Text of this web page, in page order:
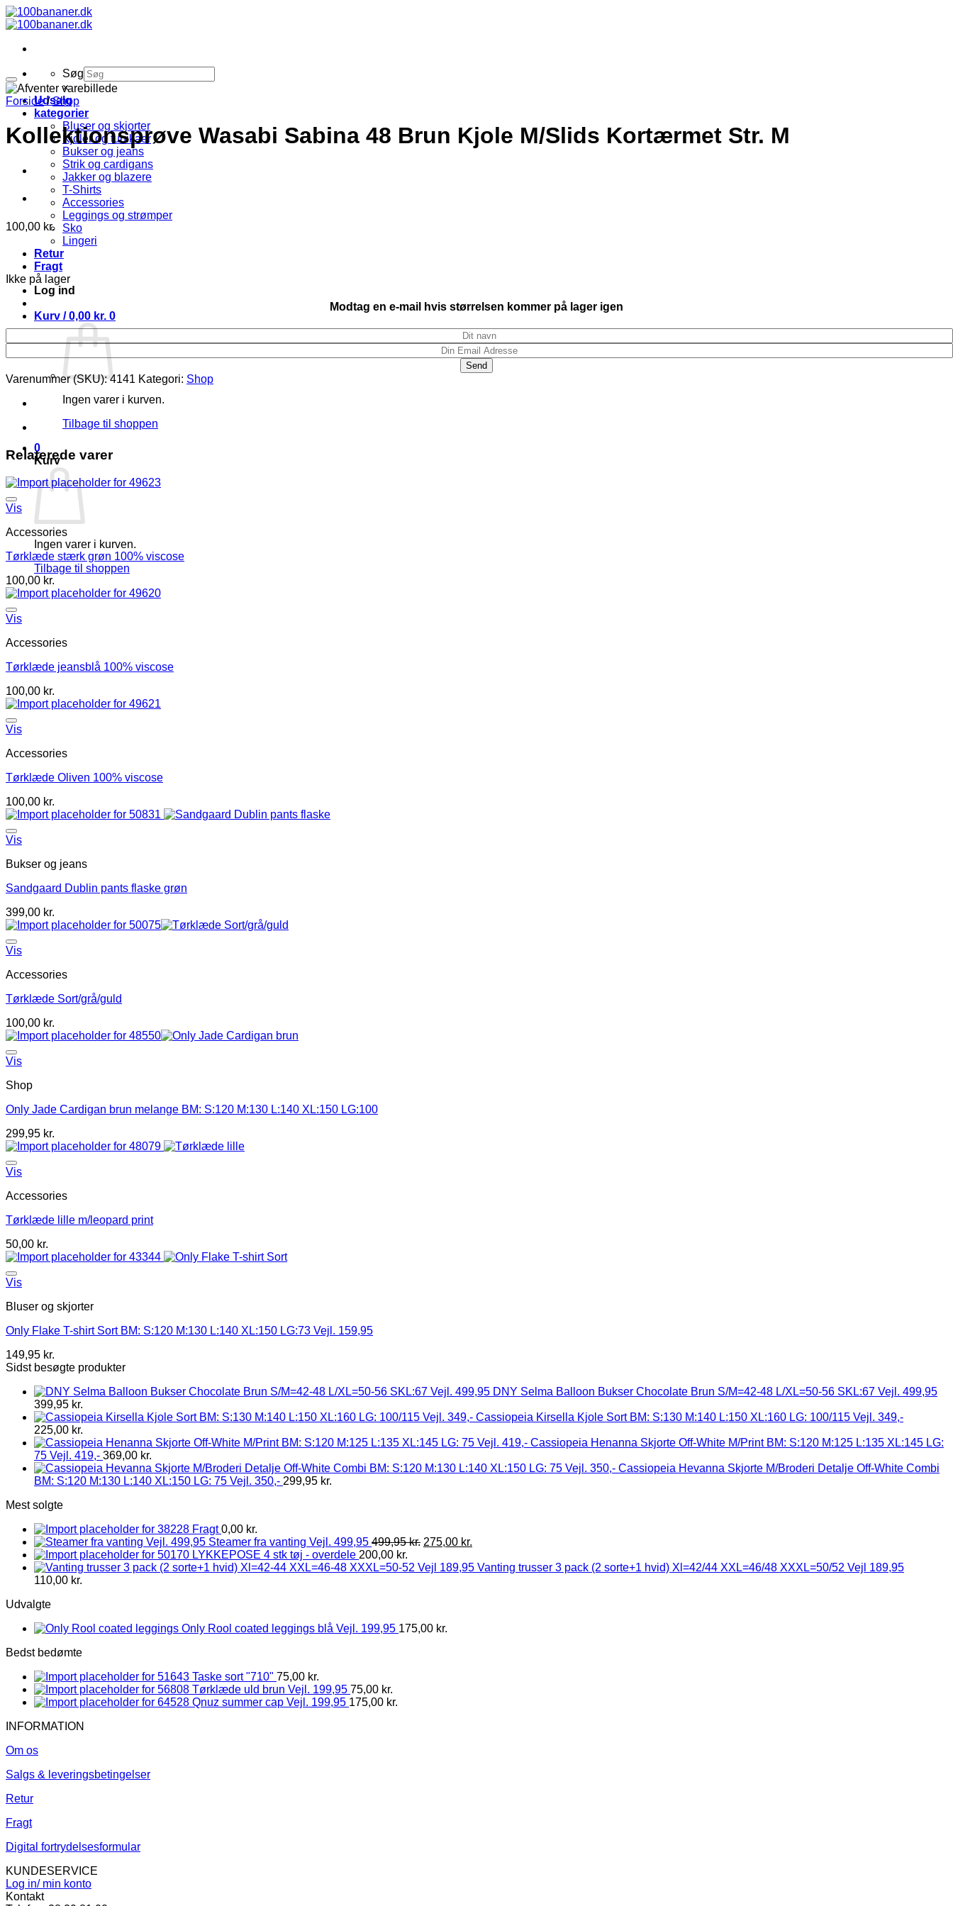
Fortsæt
til
Søg
×
Udsalg
kategorier
Bluser og skjorter
Kjoler og tunikaer
Bukser og jeans
Strik og cardigans
Jakker og blazere
T-Shirts
Accessories
Leggings og strømper
Sko
Lingeri
Retur
Fragt
Log ind
Kurv /0,00 kr. 0
Ingen varer i kurven.
Tilbage til shoppen
0
Kurv
Ingen varer i kurven.
Tilbage til shoppen
Forside / Shop
Kollektionsprøve Wasabi Sabina 48 Brun Kjole M/Slids Kortærmet Str. M
100,00 kr.
Ikke på lager
Modtag en e-mail hvis størrelsen kommer på lager igen
Varenummer (SKU):4141 Kategori: Shop
Relaterede varer
Vis
Accessories
Tørklæde stærk grøn 100% viscose
100,00 kr.
Vis
Accessories
Tørklæde jeansblå 100% viscose
100,00 kr.
Vis
Accessories
Tørklæde Oliven 100% viscose
100,00 kr.
Vis
Bukser og jeans
Sandgaard Dublin pants flaske grøn
399,00 kr.
Vis
Accessories
Tørklæde Sort/grå/guld
100,00 kr.
Vis
Shop
Only Jade Cardigan brun melange BM: S:120 M:130 L:140 XL:150 LG:100
299,95 kr.
Vis
Accessories
Tørklæde lille m/leopard print
50,00 kr.
Vis
Bluser og skjorter
Only Flake T-shirt Sort BM: S:120 M:130 L:140 XL:150 LG:73 Vejl. 159,95
149,95 kr.
Sidst besøgte produkter
DNY Selma Balloon Bukser Chocolate Brun S/M=42-48 L/XL=50-56 SKL:67 Vejl. 499,95
399,95 kr.
Cassiopeia Kirsella Kjole Sort BM: S:130 M:140 L:150 XL:160 LG: 100/115 Vejl. 349,-
225,00 kr.
Cassiopeia Henanna Skjorte Off-White M/Print BM: S:120 M:125 L:135 XL:145 LG:
75 Vejl. 419,- 369,00 kr.
Cassiopeia Hevanna Skjorte M/Broderi Detalje Off-White Combi
BM: S:120 M:130 L:140 XL:150 LG: 75 Vejl. 350,- 299,95 kr.
Mest solgte
Fragt 0,00 kr.
Steamer fra vanting Vejl. 499,95 499,95kr. 275,00 kr.
LYKKEPOSE 4 stk tøj - overdele 200,00 kr.
Vanting trusser 3 pack (2 sorte+1 hvid) Xl=42/44 XXL=46/48 XXXL=50/52 Vejl 189,95
110,00 kr.
Udvalgte
Only Rool coated leggings blå Vejl. 199,95 175,00 kr.
Bedst bedømte
Taske sort "710" 75,00 kr.
Tørklæde uld brun Vejl. 199,95 75,00 kr.
Qnuz summer cap Vejl. 199,95 175,00 kr.
INFORMATION
Om os
Salgs & leveringsbetingelser
Retur
Fragt
Digital fortrydelsesformular
KUNDESERVICE
Log in/ min konto
Kontakt